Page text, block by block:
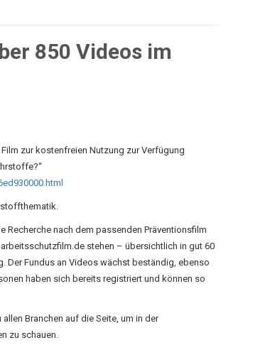
850 Videos im
zur kostenfreien Nutzung zur Verfügung
nach dem passenden Präventionsfilm
stehen – übersichtlich in gut 60
Der Fundus an Videos wächst beständig, ebenso
haben sich bereits registriert und können so
Branchen auf die Seite, um in der
zu schauen.